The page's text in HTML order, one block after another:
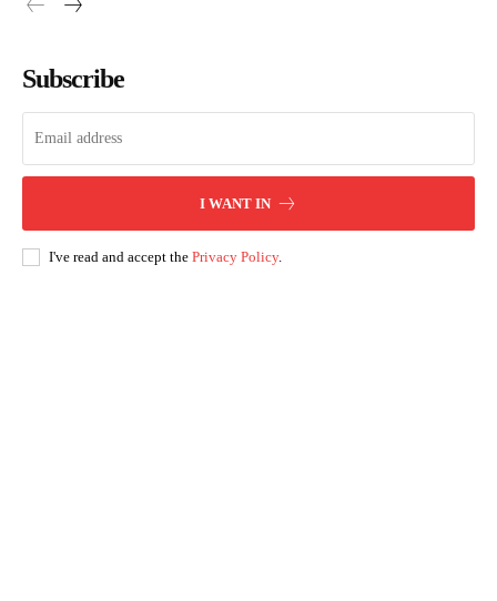
Subscribe
I WANT IN
I've read and accept the Privacy Policy.